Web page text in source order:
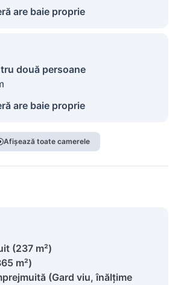
are baie proprie
două persoane
are baie proprie
Afișează toate camerele
(237 m²)
m²)
(Gard viu, înălțime